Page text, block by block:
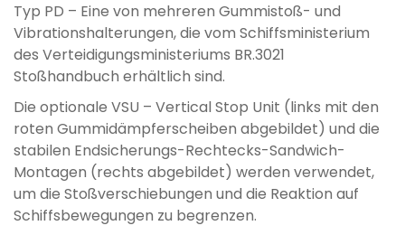
Typ PD – Eine von mehreren Gummistoß- und
Vibrationshalterungen, die vom Schiffsministerium
des Verteidigungsministeriums BR.3021
Stoßhandbuch erhältlich sind.
Die optionale VSU – Vertical Stop Unit (links mit den
roten Gummidämpferscheiben abgebildet) und die
stabilen Endsicherungs-Rechtecks-Sandwich-
Montagen (rechts abgebildet) werden verwendet,
um die Stoßverschiebungen und die Reaktion auf
Schiffsbewegungen zu begrenzen.